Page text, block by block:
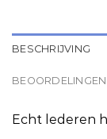
BESCHRIJVING
Echt lederen